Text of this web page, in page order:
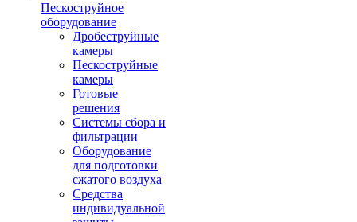
Пескоструйное
оборудование
Дробеструйные
камеры
Пескоструйные
камеры
Готовые
решения
Системы сбора и
фильтрации
Оборудование
для подготовки
сжатого воздуха
Средства
индивидуальной